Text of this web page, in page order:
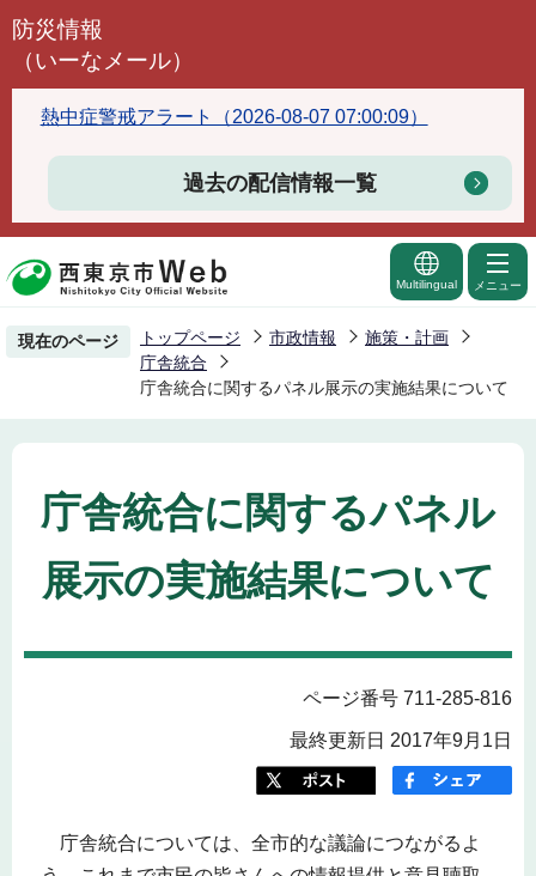
こ
頭
で
防災情報
（いーなメール）
熱中症警戒アラート（2026-08-07 07:00:09）
過去の配信情報一覧
Multilingual メニュー
現在のページ トップページ 市政情報
施策・計画
庁舎統合
庁舎統合に関するパネル展示の実施結果について
庁舎統合に関するパネル
展示の実施結果について
ページ番号 711-285-816
最終更新日 2017年9月1日
庁舎統合については、全市的な議論につながるよ